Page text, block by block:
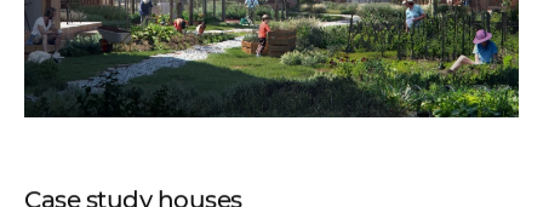
Case study houses